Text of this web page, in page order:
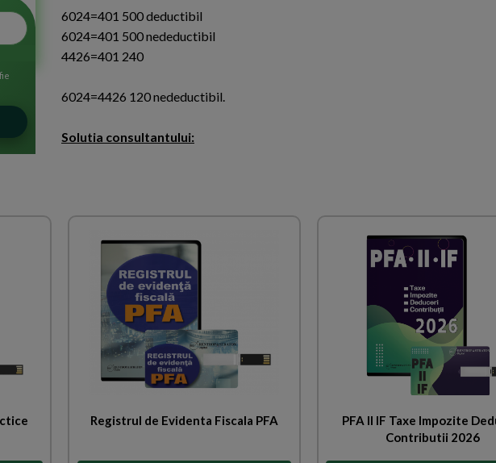
6024=401 500 deductibil
6024=401 500 nedeductibil
4426=401 240
6024=4426 120 nedeductibil.
Solutia consultantului:
Registrul de Evidenta Fiscala PFA
PFA II IF Taxe Impozite
Contributii 2026